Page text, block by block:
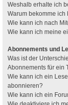
Weshalb erhalte ich
Warum bekomme
Wie kann ich nach
Wie kann ich meine
Abonnements und
Was ist der
Abonnements für ein
Wie kann ich ein
abonnieren?
Wie kann ich ein